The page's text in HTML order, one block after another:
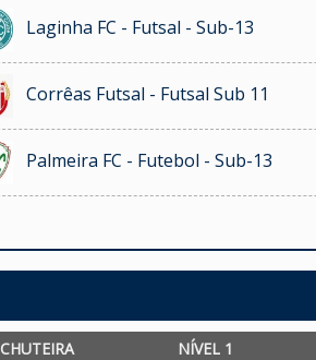
Laginha FC - Futsal - Sub-13
Corrêas Futsal - Futsal Sub 11
Palmeira FC - Futebol - Sub-13
CHUTEIRA NÍVEL 1